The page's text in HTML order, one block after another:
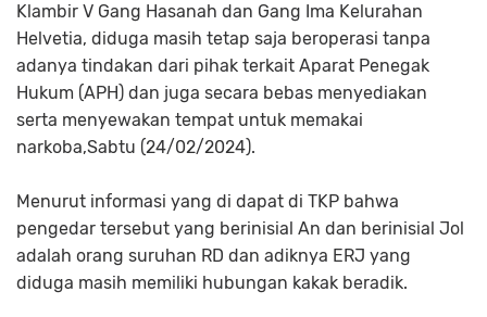
Klambir V Gang Hasanah dan Gang Ima Kelurahan
Helvetia, diduga masih tetap saja beroperasi tanpa
adanya tindakan dari pihak terkait Aparat Penegak
Hukum (APH) dan juga secara bebas menyediakan
serta menyewakan tempat untuk memakai
narkoba,Sabtu (24/02/2024).
Menurut informasi yang di dapat di TKP bahwa
pengedar tersebut yang berinisial An dan berinisial Jol
adalah orang suruhan RD dan adiknya ERJ yang
diduga masih memiliki hubungan kakak beradik.